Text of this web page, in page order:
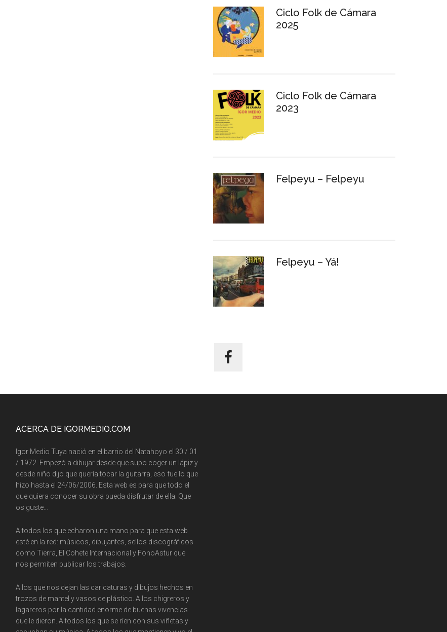
Ciclo Folk de Cámara
2025
Ciclo Folk de Cámara
2023
Felpeyu – Felpeyu
Felpeyu – Yá!
ACERCA DE IGORMEDIO.COM
Igor Medio Tuya nació en el barrio del Natahoyo el 30 / 01
/ 1972. Empezó a dibujar desde que supo coger un lápiz y
desde niño dijo que quería tocar la guitarra, eso fue lo que
hizo hasta el 24/06/2006. Esta web es para que todo el
que quiera conocer su obra pueda disfrutar de ella. Que
os guste…
A todos los que echaron una mano para que esta web
esté en la red: músicos, dibujantes, sellos discográficos
como Tierra, El Cohete Internacional y FonoAstur que
nos permiten publicar los trabajos.
A los que nos dejan las caricaturas y dibujos hechos en
trozos de mantel y vasos de plástico. A los chigreros y
lagareros por la cantidad enorme de buenas vivencias
que le dieron. A todos los que se ríen con sus viñetas y